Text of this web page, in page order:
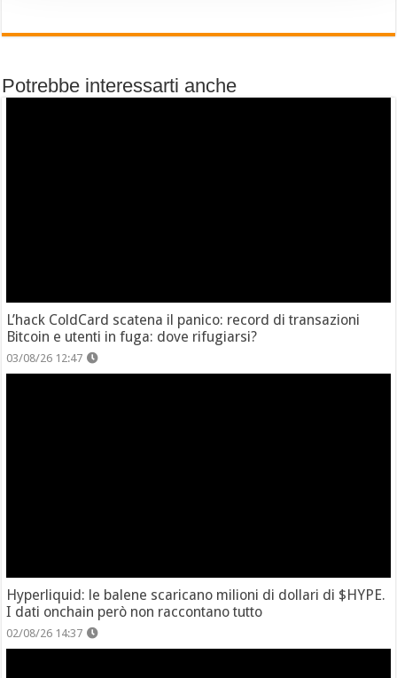
Potrebbe interessarti anche
L’hack ColdCard scatena il panico: record di transazioni
Bitcoin e utenti in fuga: dove rifugiarsi?
03/08/26 12:47
Hyperliquid: le balene scaricano milioni di dollari di $HYPE.
I dati onchain però non raccontano tutto
02/08/26 14:37